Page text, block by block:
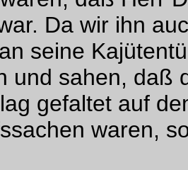
Da wir ihn
seine
und sahen, daß
gefaltet auf
waren,